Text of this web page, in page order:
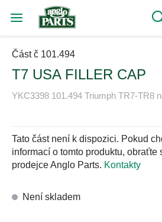
Část č 101.494
T7 USA FILLER CAP
YKC3398 101.494 Triumph TR7-TR8
Tato část není k dispozici. Pokud
informací o tomto produktu, obraťte
prodejce Anglo Parts. Kontakty
Není skladem